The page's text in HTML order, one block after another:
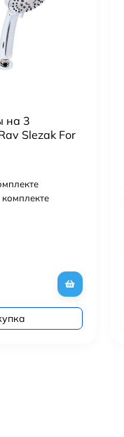
на 3
Slezak For
комплекте